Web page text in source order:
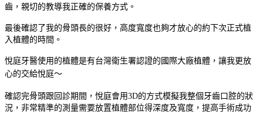
齒，親切的教導我正確的保養方式。
最後確認了我的骨頭長的很好，高度寬度也夠才放心的約下次正式植
入植體的時間。
悅庭牙醫使用的植體是有台灣衛生署認證的國際大廠植體，讓我更放
心的交給悅庭～
確認完骨頭跟回診期間，悅庭會用3D的方式模擬我整個牙齒口腔的狀
況，非常精準的測量需要放置植體部位得深度及寬度，提高手術成功